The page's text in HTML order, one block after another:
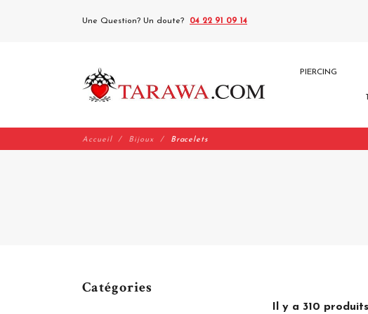
Une Question? Un doute? 04 22 91 09 14
PIERCING
Accueil Bijoux Bracelets
Catégories
Il y a 310